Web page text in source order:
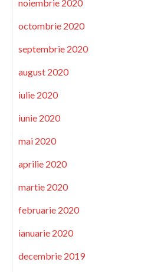
noiembrie 2020
octombrie 2020
septembrie 2020
august 2020
iulie 2020
iunie 2020
mai 2020
aprilie 2020
martie 2020
februarie 2020
ianuarie 2020
decembrie 2019